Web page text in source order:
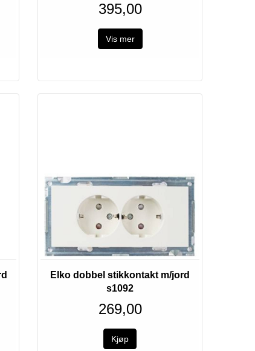
395,00
Vis mer
Elko dobbel stikkontakt m/jord
s1092
269,00